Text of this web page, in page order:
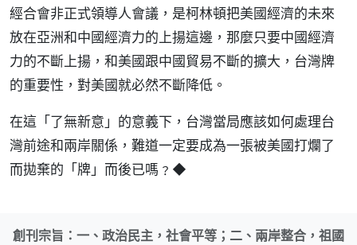
經合會非正式領導人會議，是柯林頓把美國經濟的未來
放在亞洲和中國經濟力的上揚這邊，那麼只要中國經濟
力的不斷上揚，和美國跟中國貿易不斷的擴大，台灣牌
的重要性，對美國就必然不斷降低。
在這「了無新意」的意義下，台灣當局應該如何處理台
灣前途和兩岸關係，難道一定要成為一張被美國打爛了
而拋棄的「牌」而後已嗎﹖◆
創刊宗旨：一、政治民主，社會平等；二、兩岸整合，祖國